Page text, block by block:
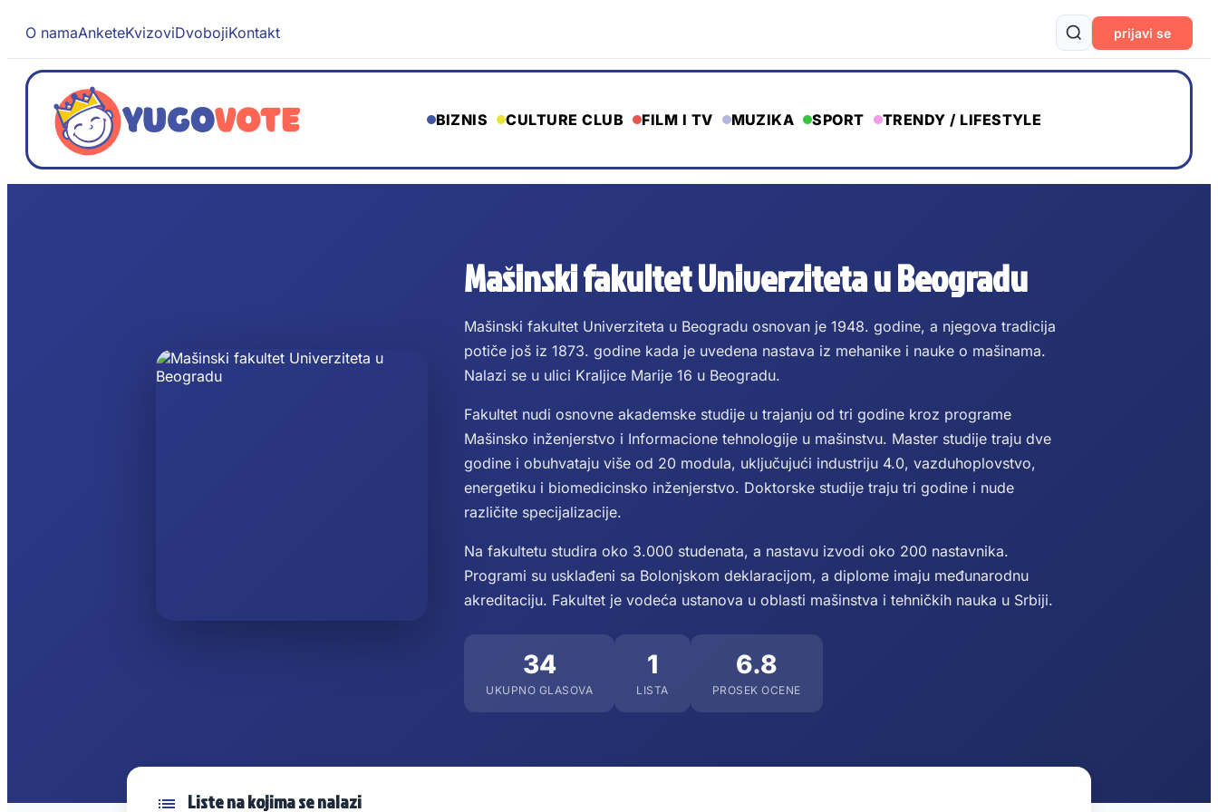
O namaAnketeKvizoviDvobojiKontakt prijavi se
BIZNIS CULTURE CLUB FILM I TV MUZIKA SPORT TRENDY / LIFESTYLE
Mašinski fakultet Univerziteta u Beogradu
Mašinski fakultet Univerziteta u Beogradu osnovan je 1948. godine, a njegova tradicija
potiče još iz 1873. godine kada je uvedena nastava iz mehanike i nauke o mašinama.
Nalazi se u ulici Kraljice Marije 16 u Beogradu.
Fakultet nudi osnovne akademske studije u trajanju od tri godine kroz programe
Mašinsko inženjerstvo i Informacione tehnologije u mašinstvu. Master studije traju dve
godine i obuhvataju više od 20 modula, uključujući industriju 4.0, vazduhoplovstvo,
energetiku i biomedicinsko inženjerstvo. Doktorske studije traju tri godine i nude
različite specijalizacije.
Na fakultetu studira oko 3.000 studenata, a nastavu izvodi oko 200 nastavnika.
Programi su usklađeni sa Bolonjskom deklaracijom, a diplome imaju međunarodnu
akreditaciju. Fakultet je vodeća ustanova u oblasti mašinstva i tehničkih nauka u Srbiji.
34
UKUPNO GLASOVA
1
LISTA
6.8
PROSEK OCENE
Liste na kojima se nalazi